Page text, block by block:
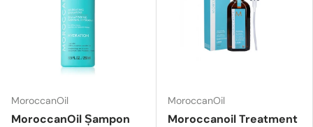
MoroccanOil
MoroccanOil Șampon
MoroccanOil
Moroccanoil Treatment